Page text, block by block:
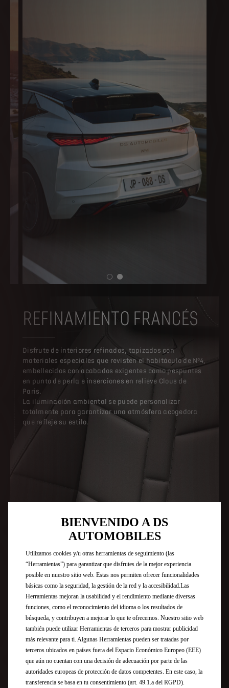
REFINAMIENTO FRANCÉS
Disfrute de interiores refinados, tapizados con
materiales especiales que revisten el habitáculo de Nº4,
embellecidos con acabados exigentes como pespuntes
en punto de perla e inserciones en relieve Clous de
Paris.
La iluminación ambiental se puede personalizar
totalmente para garantizar una atmósfera acogedora
que refleje su estilo.
BIENVENIDO A DS
AUTOMOBILES
Utilizamos cookies y/u otras herramientas de seguimiento (las
“Herramientas”) para garantizar que disfrutes de la mejor experiencia
posible en nuestro sitio web. Estas nos permiten ofrecer funcionalidades
básicas como la seguridad, la gestión de la red y la accesibilidad.Las
Herramientas mejoran la usabilidad y el rendimiento mediante diversas
funciones, como el reconocimiento del idioma o los resultados de
búsqueda, y contribuyen a mejorar lo que te ofrecemos. Nuestro sitio web
también puede utilizar Herramientas de terceros para mostrar publicidad
más relevante para ti. Algunas Herramientas pueden ser tratadas por
terceros ubicados en países fuera del Espacio Económico Europeo (EEE)
que aún no cuentan con una decisión de adecuación por parte de las
autoridades europeas de protección de datos competentes. En este caso, la
transferencia se basa en tu consentimiento (art. 49.1.a del RGPD).